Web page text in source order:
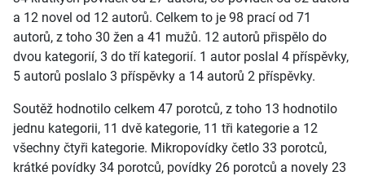
a 12 novel od 12 autorů. Celkem to je 98 prací od 71
autorů, z toho 30 žen a 41 mužů. 12 autorů přispělo do
dvou kategorií, 3 do tří kategorií. 1 autor poslal 4 příspěvky,
5 autorů poslalo 3 příspěvky a 14 autorů 2 příspěvky.
Soutěž hodnotilo celkem 47 porotců, z toho 13 hodnotilo
jednu kategorii, 11 dvě kategorie, 11 tři kategorie a 12
všechny čtyři kategorie. Mikropovídky četlo 33 porotců,
krátké povídky 34 porotců, povídky 26 porotců a novely 23